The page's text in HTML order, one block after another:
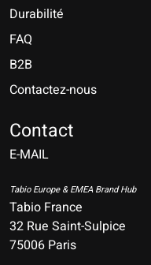
Durabilité
FAQ
B2B
Contactez-nous
Contact
E-MAIL
Tabio Europe & EMEA Brand Hub
Tabio France
32 Rue Saint-Sulpice
75006 Paris